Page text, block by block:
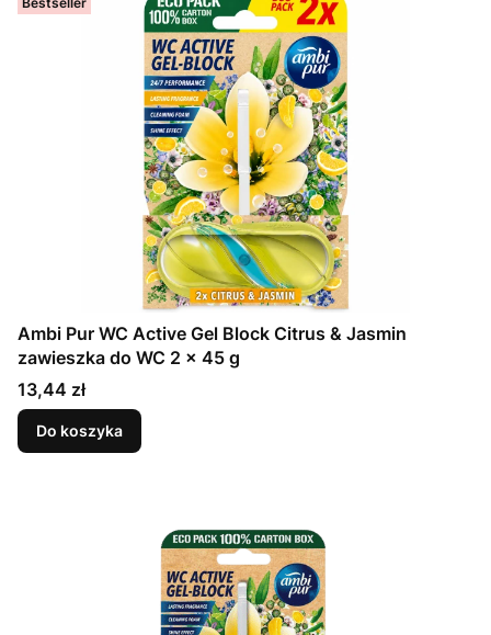
Ambi Pur WC Active Gel Block Citrus & Jasmin
zawieszka do WC 2 x 45 g
Cena
13,44 zł
Do koszyka